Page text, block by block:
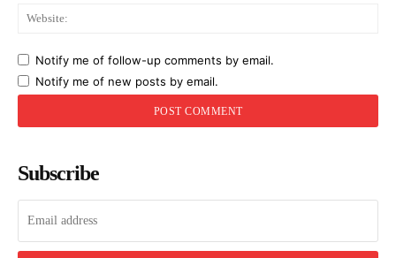
Notify me of follow-up comments by email.
Notify me of new posts by email.
Subscribe